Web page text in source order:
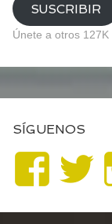
SUSCRIBIR
Únete a otros
SÍGUENOS
Ver